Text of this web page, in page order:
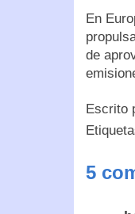
En
de
Escrito
5